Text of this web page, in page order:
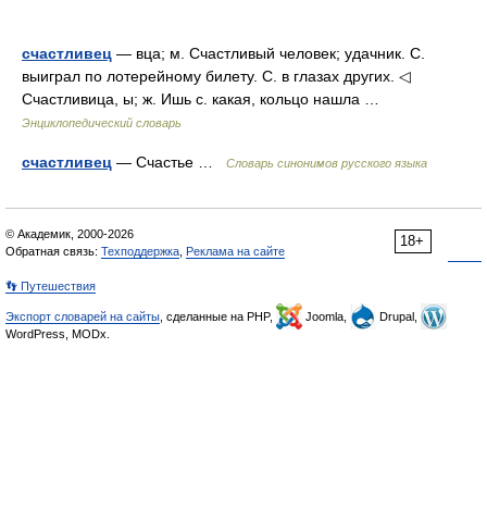
счастливец — вца; м. Счастливый человек; удачник. С.
выиграл по лотерейному билету. С. в глазах других. ◁
Счастливица, ы; ж. Ишь с. какая, кольцо нашла …
Энциклопедический словарь
счастливец — Счастье … Словарь синонимов русского языка
18+
© Академик, 2000-2026
Обратная связь: Техподдержка Реклама на сайте
👣 Путешествия
Экспорт словарей на сайты , сделанные на PHP, Joomla,
Drupal,
WordPress, MODx.